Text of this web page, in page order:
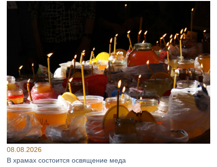
08.08.2026
В храмах состоится освящение меда